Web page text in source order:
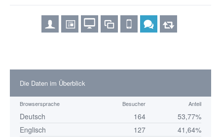
Die Daten im Überblick
Browsersprache Besucher Anteil
Deutsch 164
53,77%
Englisch
127
41,64%